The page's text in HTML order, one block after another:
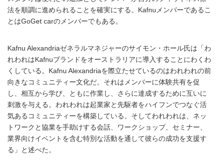
法を順調に進められることを確実にする。Kafnuメンバーであるこ
とはGoGet carのメンバーでもある。
Kafnu Alexandriaゼネラルマネジャーのサイモン・ホール氏は「わ
れわれはKafnuブランドをオーストラリアに導入することにわくわ
くしている。Kafnu Alexandriaを際立たせているのはわれわれの前
向きなコミュニティー文化だ。それはメンバーに体験共有を促
し、相互から学び、ともに作業し、さらに達成するために互いに
刺激を与える。われわれは起業家と先駆者をハイフンでつなぐ活
気あるコミュニティーを構築している。そしてわれわれは、ネッ
トワークと協業を手助けする会話、ワークショップ、セミナー、
業界向けイベントを含む特別な活動を通して彼らの成功を支援す
る」と述べた。